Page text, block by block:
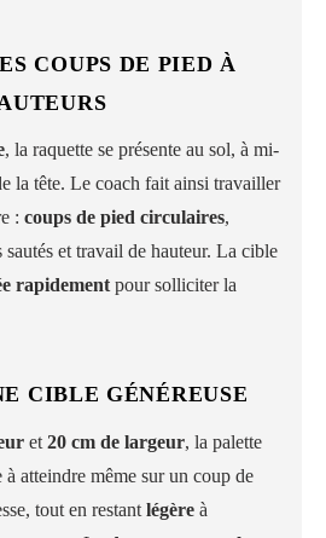
COUPS DE PIED À
, la raquette se présente au sol, à mi-
la tête. Le coach fait ainsi travailler
: coups de pied circulaires,
sautés et travail de hauteur. La cible
rapidementpour solliciter la
CIBLE GÉNÉREUSE
et 20 cm de largeur, la palette
atteindre même sur un coup de
tout en restant légère à